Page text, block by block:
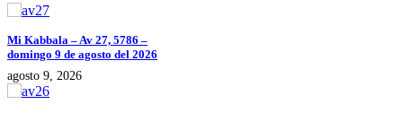
Mi Kabbala – Av 27, 5786 –
domingo 9 de agosto del 2026
agosto 9, 2026